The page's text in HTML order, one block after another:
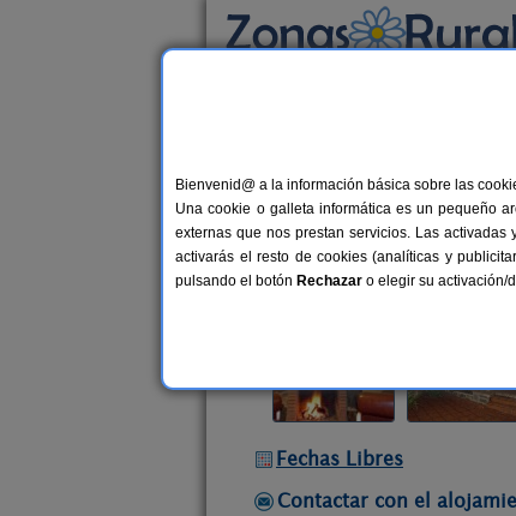
Apartamentos
Apartamentos Rurales en
Alquiler completo y por
Fechas Libres
Contactar con el
Bienvenid@ a la información básica sobre las
Una cookie o galleta informática es un pequeño
externas que nos prestan servicios. Las
activarás el resto de cookies (analíticas y
pulsando el botón Rechazar o elegir su activación/